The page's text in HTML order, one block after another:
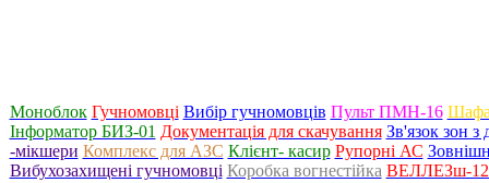
Моноблок Гучномовці Вибір гучномовців Пульт ПМН-16 Шафа
Інформатор БИЗ-01 Документація для скачування Зв'язок зон
-мікшери Комплекс для АЗС Клієнт- касир Рупорні АС
Вибухозахищені гучномовці Коробка вогнестійка ВЕЛЛЕЗш-